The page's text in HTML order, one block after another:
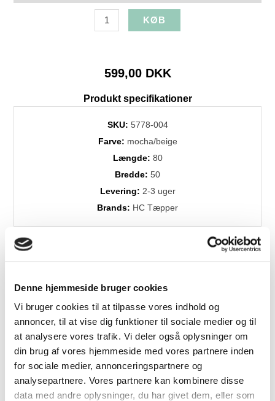
Denne hjemmeside bruger cookies
Vi bruger cookies til at tilpasse vores indhold og
annoncer, til at vise dig funktioner til sociale medier og til
at analysere vores trafik. Vi deler også oplysninger om
din brug af vores hjemmeside med vores partnere inden
for sociale medier, annonceringspartnere og
analysepartnere. Vores partnere kan kombinere disse
data med andre oplysninger, du har givet dem, eller som
599,00 DKK
Produkt specifikationer
SKU: 5778-004
Farve: mocha/beige
Længde: 80
Bredde: 50
Levering: 2-3 uger
Brands: HC Tæpper
Relaterede produkter